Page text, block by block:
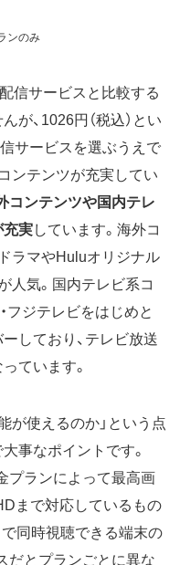
ンのみ
信サービスと比較する
が、1026円（税込）とい
サービスを選ぶうえで
ンテンツが充実してい
コンテンツや国内テレ
充実しています。海外コ
ラマやHuluオリジナル
人気。国内テレビ系コ
フジテレビをはじめと
しており、テレビ放送
ています。
が使えるのか」という点
事なポイントです。
プランによって最高画
まで対応しているもの
で同時視聴できる端末の
だとプランごとに異な